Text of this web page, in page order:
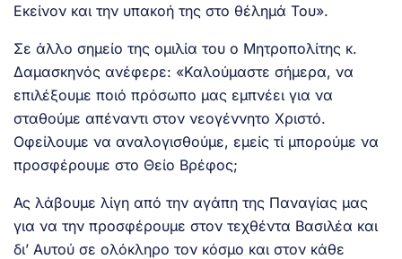
Εκείνον και την υπακοή της στο θέλημά Του».
Σε άλλο σημείο της ομιλία του ο Μητροπολίτης κ.
Δαμασκηνός ανέφερε: «Καλούμαστε σήμερα, να
επιλέξουμε ποιό πρόσωπο μας εμπνέει για να
σταθούμε απέναντι στον νεογέννητο Χριστό.
Οφείλουμε να αναλογισθούμε, εμείς τί μπορούμε να
προσφέρουμε στο Θείο Βρέφος;
Ας λάβουμε λίγη από την αγάπη της Παναγίας μας
για να την προσφέρουμε στον τεχθέντα Βασιλέα και
δι’ Αυτού σε ολόκληρο τον κόσμο και στον κάθε